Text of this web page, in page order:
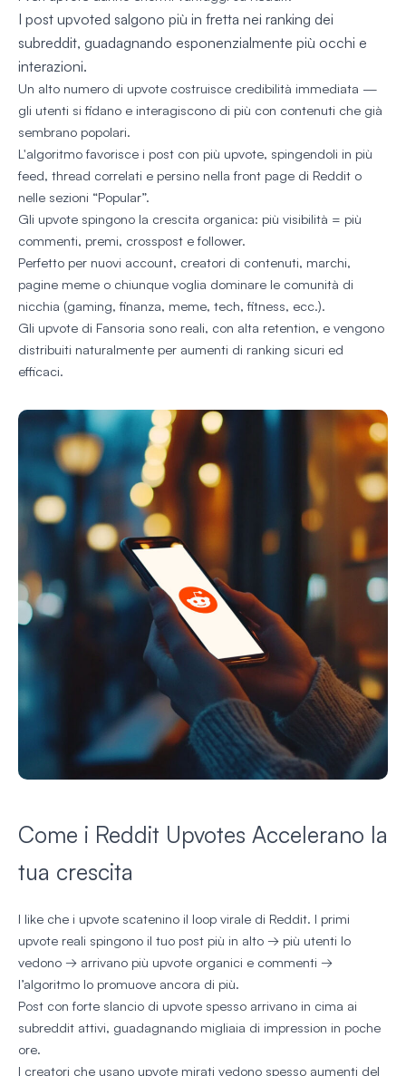
I post upvoted salgono più in fretta nei ranking dei
subreddit, guadagnando esponenzialmente più occhi e
interazioni.
Un alto numero di upvote costruisce credibilità immediata —
gli utenti si fidano e interagiscono di più con contenuti che già
sembrano popolari.
L'algoritmo favorisce i post con più upvote, spingendoli in più
feed, thread correlati e persino nella front page di Reddit o
nelle sezioni “Popular”.
Gli upvote spingono la crescita organica: più visibilità = più
commenti, premi, crosspost e follower.
Perfetto per nuovi account, creatori di contenuti, marchi,
pagine meme o chiunque voglia dominare le comunità di
nicchia (gaming, finanza, meme, tech, fitness, ecc.).
Gli upvote di Fansoria sono reali, con alta retention, e vengono
distribuiti naturalmente per aumenti di ranking sicuri ed
efficaci.
Come i Reddit Upvotes Accelerano la
tua crescita
I like che i upvote scatenino il loop virale di Reddit. I primi
upvote reali spingono il tuo post più in alto → più utenti lo
vedono → arrivano più upvote organici e commenti →
l’algoritmo lo promuove ancora di più.
Post con forte slancio di upvote spesso arrivano in cima ai
subreddit attivi, guadagnando migliaia di impression in poche
ore.
I creatori che usano upvote mirati vedono spesso aumenti del